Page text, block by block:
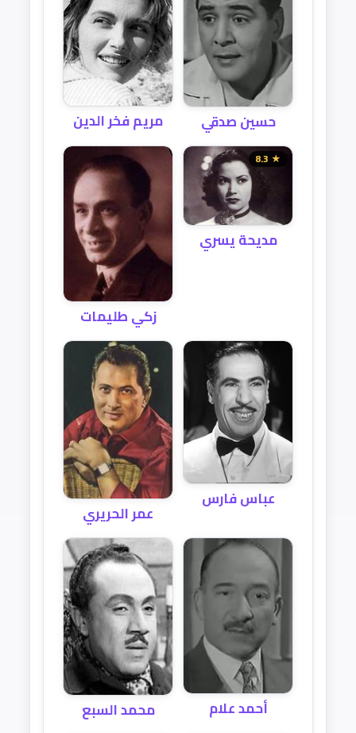
حسين صدقي مريم فخر الدين
★ 8.3
مديحة يسري
زكي طليمات
عباس فارس
عمر الحريري
أحمد علام محمد السبع